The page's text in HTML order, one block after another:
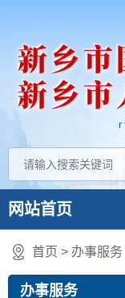
网站首页
首页 > 办事服务
办事服务